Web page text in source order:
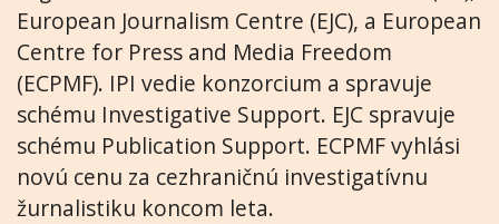
European Journalism Centre (EJC), a European
Centre for Press and Media Freedom
(ECPMF). IPI vedie konzorcium a spravuje
schému Investigative Support. EJC spravuje
schému Publication Support. ECPMF vyhlási
novú cenu za cezhraničnú investigatívnu
žurnalistiku koncom leta.